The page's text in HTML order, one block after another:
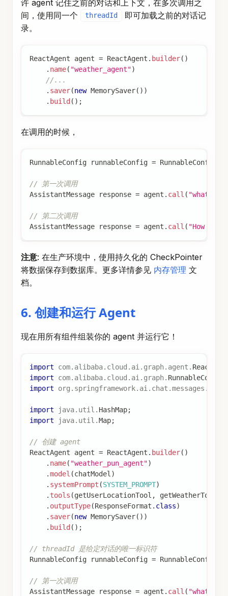
许 agent 记住之前的对话和上下文，在多次调用之
间，使用同一个
threadId
即可加载之前的对话记
录。
ReactAgent agent = ReactAgent . builder( )
. name( "weather_agent")
//...
. saver(new MemorySaver( ) )
. build ( ) ;
在调用的时候，
RunnableConfig runnableConfig = RunnableConfig
// 第一次调用
AssistantMessage response = agent . call ( "what is
// 第二次调用
AssistantMessage response = agent . call ( "How
注意: 在生产环境中，使用持久化的 CheckPointer
将数据保存到数据库。更多详情参见 内存管理 文
档。
6. 创建和运行 Agent
现在用所有组件组装你的 agent 并运行它！
import com. alibaba. cloud . ai . graph. agent .
import
com. alibaba. cloud . ai . graph. RunnableConfig
import
org . springframework. ai . chat .messages .
import java. util . HashMap;
import
java. util .Map;
// 创建 agent
ReactAgent agent = ReactAgent . builder( )
. name( "weather_pun_agent")
.model (chatModel )
. systemPrompt (SYSTEM_PROMPT)
. tools (getUserLocationTool , getWeatherTool
. outputType(ResponseFormat . class)
. saver(new MemorySaver( ) )
. build ( ) ;
// threadId 是给定对话的唯一标识符
RunnableConfig runnableConfig = RunnableConfig
// 第一次调用
AssistantMessage response = agent . call ( "what is